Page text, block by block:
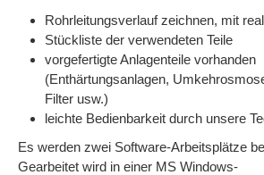
Rohrleitungsverlauf zeichnen, mit
Stückliste der verwendeten Teile
vorgefertigte Anlagenteile vorhanden
(Enthärtungsanlagen,
Filter usw.)
leichte Bedienbarkeit durch unsere
Es werden zwei Software-Arbeitsplätze
Gearbeitet wird in einer MS Windows-